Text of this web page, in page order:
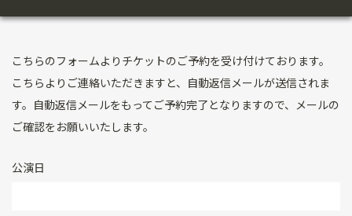
こちらのフォームよりチケットのご予約を受け付けております。
こちらよりご連絡いただきますと、自動返信メールが送信されま
す。自動返信メールをもってご予約完了となりますので、メールの
ご確認をお願いいたします。
公演日